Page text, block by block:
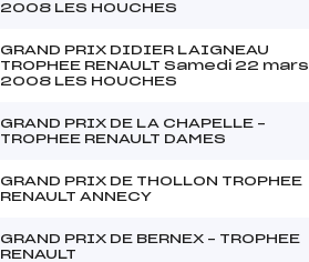
2008 LES HOUCHES
GRAND PRIX DIDIER LAIGNEAU
TROPHEE RENAULT Samedi 22 mars
2008 LES HOUCHES
GRAND PRIX DE LA CHAPELLE –
TROPHEE RENAULT DAMES
GRAND PRIX DE THOLLON TROPHEE
RENAULT ANNECY
GRAND PRIX DE BERNEX – TROPHEE
RENAULT